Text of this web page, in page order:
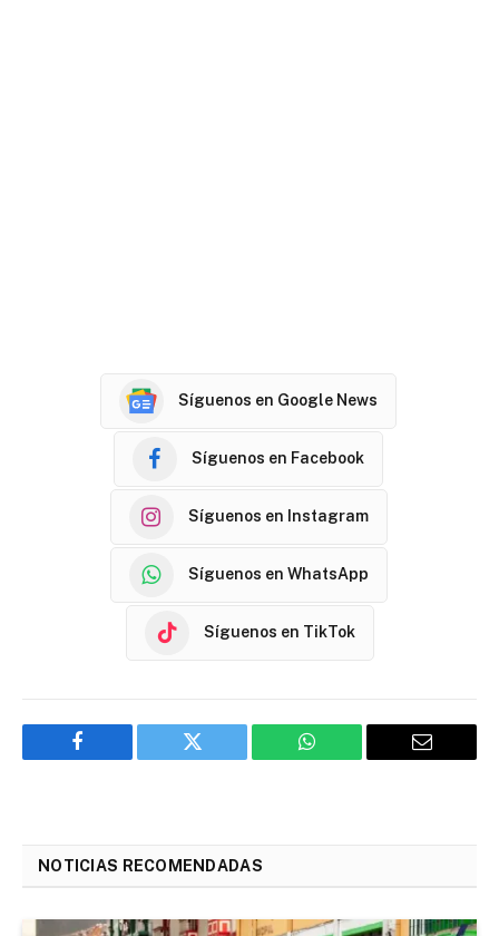
Síguenos en Google News
Síguenos en Facebook
Síguenos en Instagram
Síguenos en WhatsApp
Síguenos en TikTok
Facebook Twitter WhatsApp Email
NOTICIAS RECOMENDADAS